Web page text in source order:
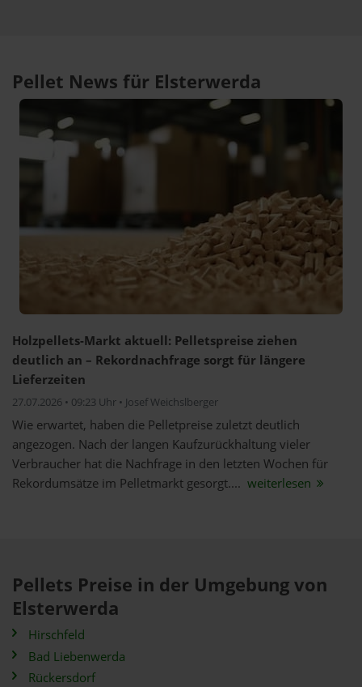
Pellet News für Elsterwerda
Holzpellets-Markt aktuell: Pelletspreise ziehen
deutlich an – Rekordnachfrage sorgt für längere
Lieferzeiten
27.07.2026 • 09:23 Uhr • Josef Weichslberger
Wie erwartet, haben die Pelletpreise zuletzt deutlich
angezogen. Nach der langen Kaufzurückhaltung vieler
Verbraucher hat die Nachfrage in den letzten Wochen für
Rekordumsätze im Pelletmarkt gesorgt.... weiterlesen
Pellets Preise in der Umgebung von
Elsterwerda
Hirschfeld
Bad Liebenwerda
Rückersdorf